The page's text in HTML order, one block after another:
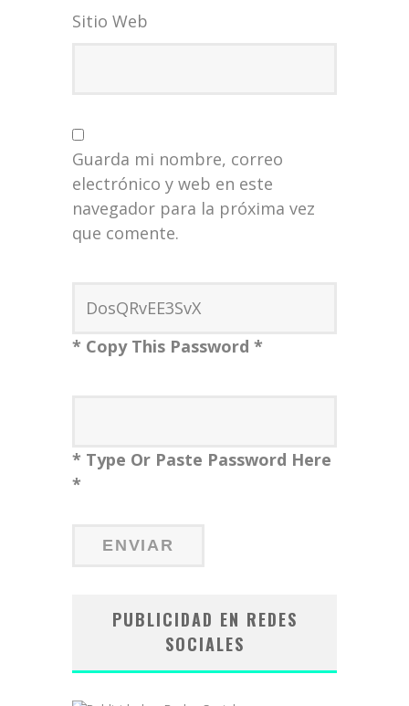
Sitio Web
Guarda mi nombre, correo
electrónico y web en este
navegador para la próxima vez
que comente.
* Copy This Password *
* Type Or Paste Password Here
*
PUBLICIDAD EN REDES
SOCIALES